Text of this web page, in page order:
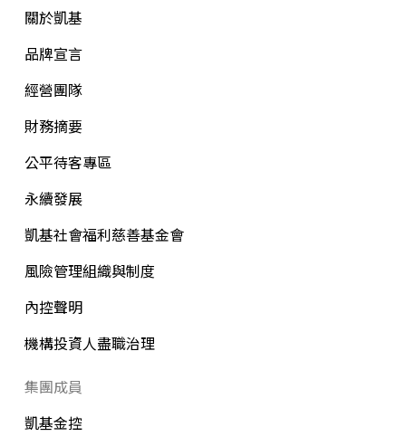
關於凱基
品牌宣言
經營團隊
財務摘要
公平待客專區
永續發展
凱基社會福利慈善基金會
風險管理組織與制度
內控聲明
機構投資人盡職治理
集團成員
凱基金控